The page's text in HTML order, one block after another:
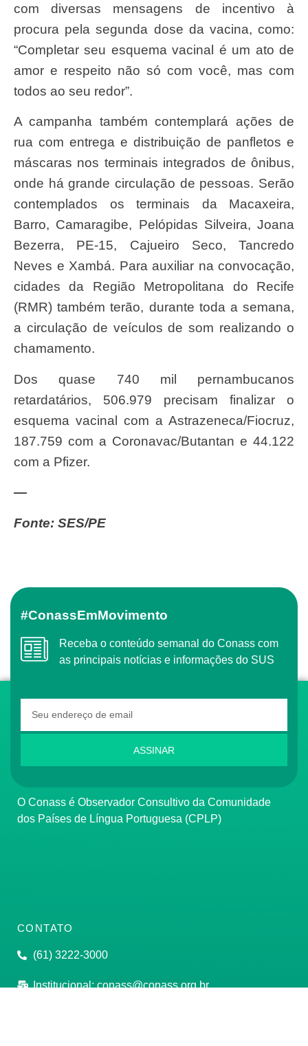
com diversas mensagens de incentivo à
procura pela segunda dose da vacina, como:
“Completar seu esquema vacinal é um ato de
amor e respeito não só com você, mas com
todos ao seu redor”.
A campanha também contemplará ações de
rua com entrega e distribuição de panfletos e
máscaras nos terminais integrados de ônibus,
onde há grande circulação de pessoas. Serão
contemplados os terminais da Macaxeira,
Barro, Camaragibe, Pelópidas Silveira, Joana
Bezerra, PE-15, Cajueiro Seco, Tancredo
Neves e Xambá. Para auxiliar na convocação,
cidades da Região Metropolitana do Recife
(RMR) também terão, durante toda a semana,
a circulação de veículos de som realizando o
chamamento.
Dos quase 740 mil pernambucanos
retardatários, 506.979 precisam finalizar o
esquema vacinal com a Astrazeneca/Fiocruz,
187.759 com a Coronavac/Butantan e 44.122
com a Pfizer.
—
Fonte: SES/PE
#ConassEmMovimento
Receba o conteúdo semanal do Conass com
as principais notícias e informações do SUS
ASSINAR
O Conass é Observador Consultivo da Comunidade
dos Países de Língua Portuguesa (CPLP)
CONTATO
(61) 3222-3000
Institucional:conass@conass.org.br